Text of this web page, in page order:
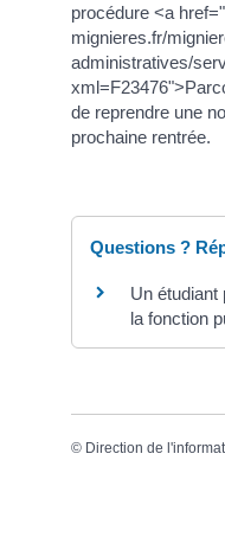
procédure <a
mignieres.fr/
administratives/
de reprendre une
prochaine rentrée.
Questions ?
Un étudiant
la fonction
© Direction de